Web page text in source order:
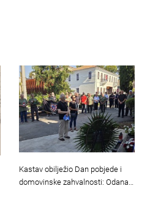
Kastav obilježio Dan pobjede i
domovinske zahvalnosti: Odana…